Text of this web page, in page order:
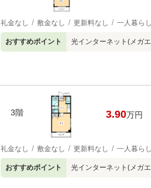
礼金なし 敷金なし 更新料なし 一人暮らし
おすすめポイント 光インターネット(メガ
3階 3.90万円
礼金なし 敷金なし 更新料なし 一人暮らし
おすすめポイント 光インターネット(メガ